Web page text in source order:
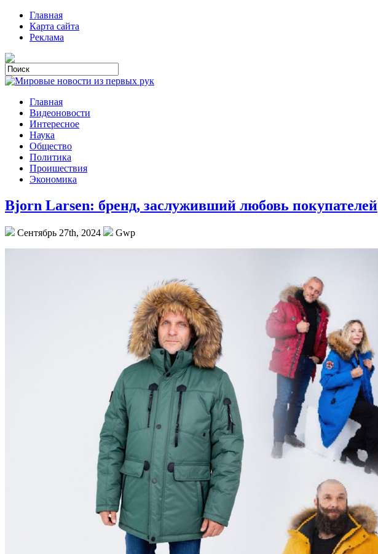
Главная
Карта сайта
Реклама
Главная
Видеоновости
Интересное
Наука
Общество
Политика
Проишествия
Экономика
Bjorn Larsen: бренд, заслуживший любовь покупателей
Сентябрь 27th, 2024 Gwp